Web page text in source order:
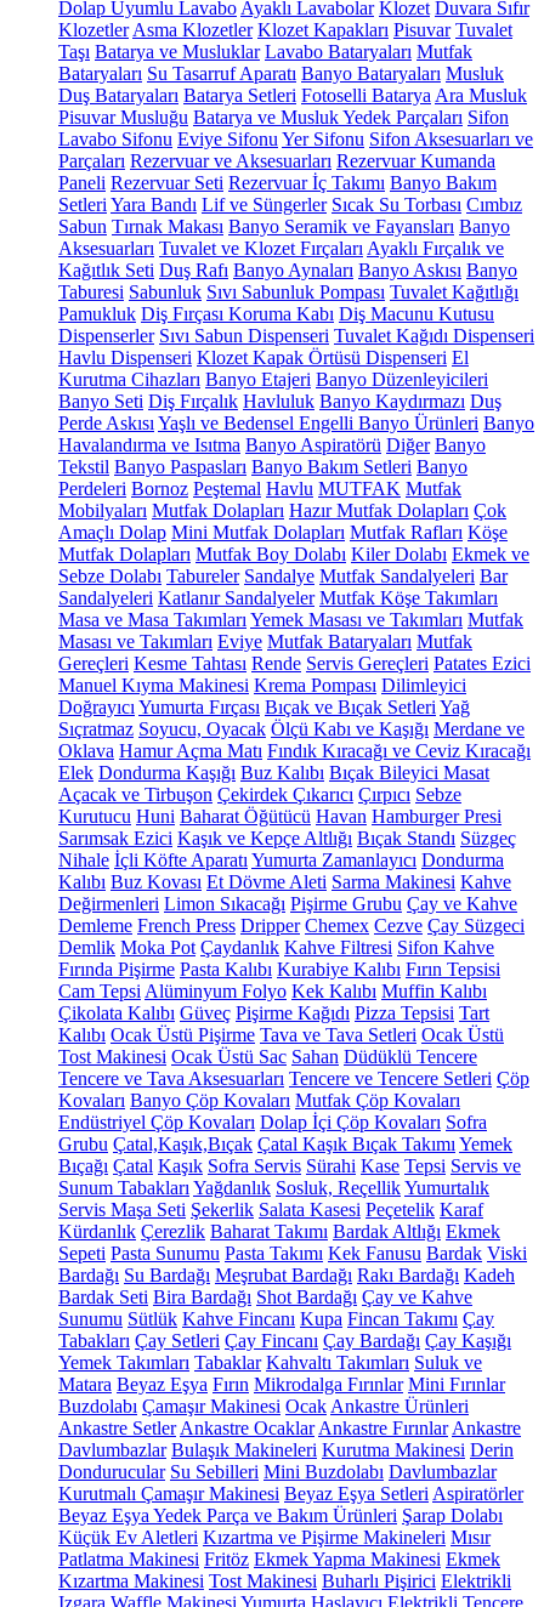
Dolap Uyumlu Lavabo Ayaklı Lavabolar Klozet Duvara Sıfır
Klozetler Asma Klozetler Klozet Kapakları Pisuvar Tuvalet
Taşı Batarya ve Musluklar Lavabo Bataryaları Mutfak
Bataryaları Su Tasarruf Aparatı Banyo Bataryaları Musluk
Duş Bataryaları Batarya Setleri Fotoselli Batarya Ara Musluk
Pisuvar Musluğu Batarya ve Musluk Yedek Parçaları Sifon
Lavabo Sifonu Eviye Sifonu Yer Sifonu Sifon Aksesuarları ve
Parçaları Rezervuar ve Aksesuarları Rezervuar Kumanda
Paneli Rezervuar Seti Rezervuar İç Takımı Banyo Bakım
Setleri Yara Bandı Lif ve Süngerler Sıcak Su Torbası Cımbız
Sabun Tırnak Makası Banyo Seramik ve Fayansları Banyo
Aksesuarları Tuvalet ve Klozet Fırçaları Ayaklı Fırçalık ve
Kağıtlık Seti Duş Rafı Banyo Aynaları Banyo Askısı Banyo
Taburesi Sabunluk Sıvı Sabunluk Pompası Tuvalet Kağıtlığı
Pamukluk Diş Fırçası Koruma Kabı Diş Macunu Kutusu
Dispenserler Sıvı Sabun Dispenseri Tuvalet Kağıdı Dispenseri
Havlu Dispenseri Klozet Kapak Örtüsü Dispenseri El
Kurutma Cihazları Banyo Etajeri Banyo Düzenleyicileri
Banyo Seti Diş Fırçalık Havluluk Banyo Kaydırmazı Duş
Perde Askısı Yaşlı ve Bedensel Engelli Banyo Ürünleri Banyo
Havalandırma ve Isıtma Banyo Aspiratörü Diğer Banyo
Tekstil Banyo Paspasları Banyo Bakım Setleri Banyo
Perdeleri Bornoz Peştemal Havlu MUTFAK Mutfak
Mobilyaları Mutfak Dolapları Hazır Mutfak Dolapları Çok
Amaçlı Dolap Mini Mutfak Dolapları Mutfak Rafları Köşe
Mutfak Dolapları Mutfak Boy Dolabı Kiler Dolabı Ekmek ve
Sebze Dolabı Tabureler Sandalye Mutfak Sandalyeleri Bar
Sandalyeleri Katlanır Sandalyeler Mutfak Köşe Takımları
Masa ve Masa Takımları Yemek Masası ve Takımları Mutfak
Masası ve Takımları Eviye Mutfak Bataryaları Mutfak
Gereçleri Kesme Tahtası Rende Servis Gereçleri Patates Ezici
Manuel Kıyma Makinesi Krema Pompası Dilimleyici
Doğrayıcı Yumurta Fırçası Bıçak ve Bıçak Setleri Yağ
Sıçratmaz Soyucu, Oyacak Ölçü Kabı ve Kaşığı Merdane ve
Oklava Hamur Açma Matı Fındık Kıracağı ve Ceviz Kıracağı
Elek Dondurma Kaşığı Buz Kalıbı Bıçak Bileyici Masat
Açacak ve Tirbuşon Çekirdek Çıkarıcı Çırpıcı Sebze
Kurutucu Huni Baharat Öğütücü Havan Hamburger Presi
Sarımsak Ezici Kaşık ve Kepçe Altlığı Bıçak Standı Süzgeç
Nihale İçli Köfte Aparatı Yumurta Zamanlayıcı Dondurma
Kalıbı Buz Kovası Et Dövme Aleti Sarma Makinesi Kahve
Değirmenleri Limon Sıkacağı Pişirme Grubu Çay ve Kahve
Demleme French Press Dripper Chemex Cezve Çay Süzgeci
Demlik Moka Pot Çaydanlık Kahve Filtresi Sifon Kahve
Fırında Pişirme Pasta Kalıbı Kurabiye Kalıbı Fırın Tepsisi
Cam Tepsi Alüminyum Folyo Kek Kalıbı Muffin Kalıbı
Çikolata Kalıbı Güveç Pişirme Kağıdı Pizza Tepsisi Tart
Kalıbı Ocak Üstü Pişirme Tava ve Tava Setleri Ocak Üstü
Tost Makinesi Ocak Üstü Sac Sahan Düdüklü Tencere
Tencere ve Tava Aksesuarları Tencere ve Tencere Setleri Çöp
Kovaları Banyo Çöp Kovaları Mutfak Çöp Kovaları
Endüstriyel Çöp Kovaları Dolap İçi Çöp Kovaları Sofra
Grubu Çatal,Kaşık,Bıçak Çatal Kaşık Bıçak Takımı Yemek
Bıçağı Çatal Kaşık Sofra Servis Sürahi Kase Tepsi Servis ve
Sunum Tabakları Yağdanlık Sosluk, ReçellikYumurtalık
Servis Maşa Seti Şekerlik Salata Kasesi Peçetelik Karaf
Kürdanlık Çerezlik Baharat Takımı Bardak Altlığı Ekmek
Sepeti Pasta Sunumu Pasta Takımı Kek Fanusu Bardak Viski
Bardağı Su Bardağı Meşrubat Bardağı Rakı Bardağı Kadeh
Bardak Seti Bira Bardağı Shot Bardağı Çay ve Kahve
Sunumu Sütlük Kahve Fincanı Kupa Fincan Takımı Çay
Tabakları Çay Setleri Çay Fincanı Çay Bardağı Çay Kaşığı
Yemek Takımları Tabaklar Kahvaltı Takımları Suluk ve
Matara Beyaz Eşya Fırın Mikrodalga Fırınlar Mini Fırınlar
Buzdolabı Çamaşır Makinesi Ocak Ankastre Ürünleri
Ankastre Setler Ankastre Ocaklar Ankastre Fırınlar Ankastre
Davlumbazlar Bulaşık Makineleri Kurutma Makinesi Derin
Dondurucular Su Sebilleri Mini Buzdolabı Davlumbazlar
Kurutmalı Çamaşır Makinesi Beyaz Eşya Setleri Aspiratörler
Beyaz Eşya Yedek Parça ve Bakım Ürünleri Şarap Dolabı
Küçük Ev Aletleri Kızartma ve Pişirme Makineleri Mısır
Patlatma Makinesi Fritöz Ekmek Yapma Makinesi Ekmek
Kızartma Makinesi Tost Makinesi Buharlı Pişirici Elektrikli
Izgara Waffle Makinesi Yumurta Haşlayıcı Elektrikli Tencere